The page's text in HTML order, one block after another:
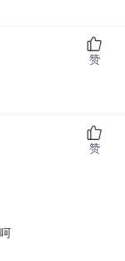
赞
赞